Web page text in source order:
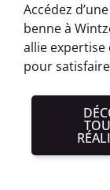
Accédez
benne à
allie
pour